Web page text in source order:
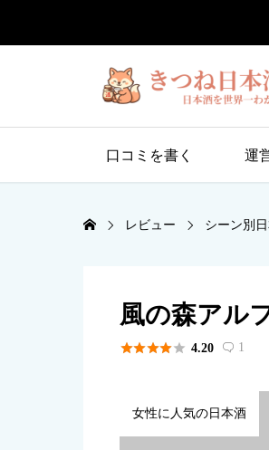
口コミを書く 運
レビュー シーン別
風の森アル
 4.20  1
女性に人気の日本酒